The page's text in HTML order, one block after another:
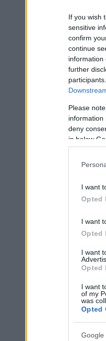
If you wish
sensitive
confirm
continue
information
further
Please
information
deny
in below
I want
Opted
I want
Opted
I want
Opted
I want
of my
was
Opted
Google